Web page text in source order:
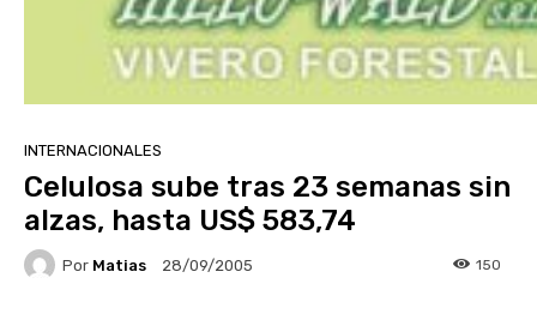
INTERNACIONALES
Celulosa sube tras 23 semanas sin
alzas, hasta US$ 583,74
Por Matias 28/09/2005 150